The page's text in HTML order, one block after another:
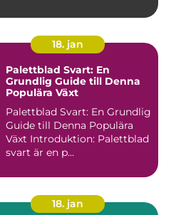
18. jan
Palettblad Svart: En
Grundlig Guide till Denna
Populära Växt
Palettblad Svart: En Grundlig
Guide till Denna Populära
Växt Introduktion: Palettblad
svart är en p...
18. jan